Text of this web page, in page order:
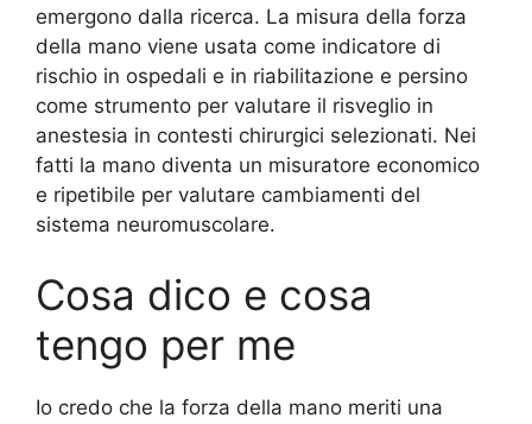
emergono dalla ricerca. La misura della forza
della mano viene usata come indicatore di
rischio in ospedali e in riabilitazione e persino
come strumento per valutare il risveglio in
anestesia in contesti chirurgici selezionati. Nei
fatti la mano diventa un misuratore economico
e ripetibile per valutare cambiamenti del
sistema neuromuscolare.
Cosa dico e cosa
tengo per me
Io credo che la forza della mano meriti una